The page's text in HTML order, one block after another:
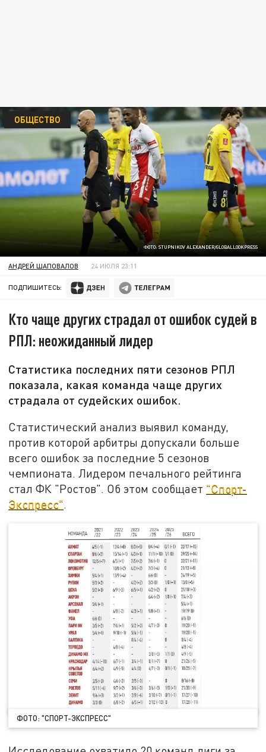
ФОТО: STUPNIKOV ALEXANDER/GLOBALLOOKPRESS
ОБЩЕСТВО
АНДРЕЙ ШАПОВАЛОВ 24 ИЮЛЯ 23:11
ПОДПИШИТЕСЬ:
Кто чаще других страдал от ошибок судей в
РПЛ: неожиданный лидер
Статистика последних пяти сезонов РПЛ
показала, какая команда чаще других
страдала от судейских ошибок.
Статистический анализ выявил команду,
против которой арбитры допускали больше
всего ошибок за последние 5 сезонов
чемпионата. Лидером печального рейтинга
стал ФК "Ростов". Об этом сообщает "Спорт-
Экспресс".
ФОТО: "СПОРТ-ЭКСПРЕСС"